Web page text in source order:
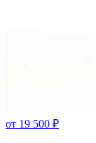
от 19 500 ₽